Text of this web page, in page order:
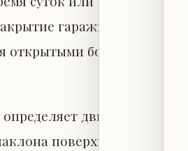
гаражных ворот,
открытыми более 10
движение по
поверхности более